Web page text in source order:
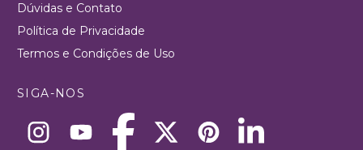
Dúvidas e Contato
Política de Privacidade
Termos e Condições de Uso
SIGA-NOS